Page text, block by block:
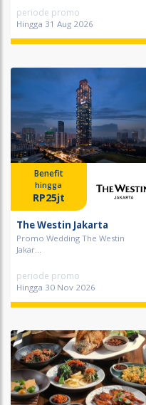
periode promo
Hingga 31 Aug 2026
Benefit
hingga
RP25jt
The Westin Jakarta
Promo Wedding The Westin
Jakar...
periode promo
Hingga 30 Nov 2026